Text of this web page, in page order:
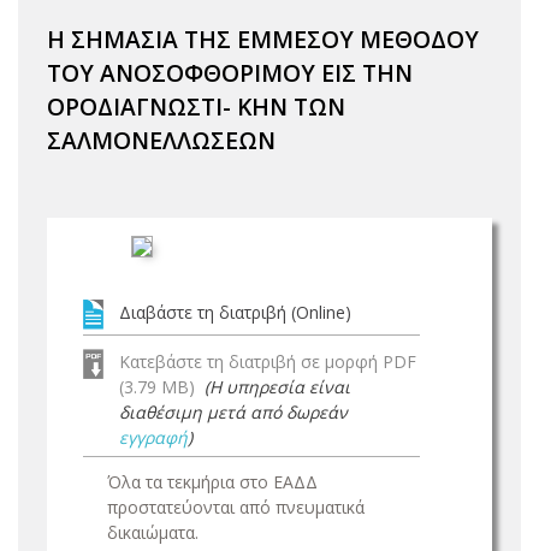
Η ΣΗΜΑΣΙΑ ΤΗΣ ΕΜΜΕΣΟΥ ΜΕΘΟΔΟΥ
ΤΟΥ ΑΝΟΣΟΦΘΟΡΙΜΟΥ ΕΙΣ ΤΗΝ
ΟΡΟΔΙΑΓΝΩΣΤΙ- ΚΗΝ ΤΩΝ
ΣΑΛΜΟΝΕΛΛΩΣΕΩΝ
Διαβάστε τη διατριβή (Online)
Κατεβάστε τη διατριβή σε μορφή PDF
(3.79 MB) (Η υπηρεσία είναι
διαθέσιμη μετά από δωρεάν
εγγραφή)
Όλα τα τεκμήρια στο ΕΑΔΔ
προστατεύονται από πνευματικά
δικαιώματα.